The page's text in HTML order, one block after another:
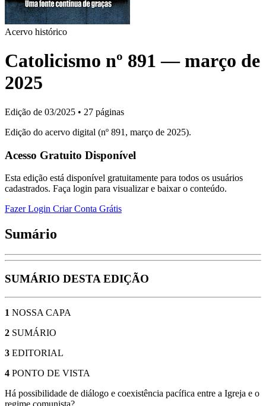
Acervo histórico
Catolicismo nº 891 — março de
2025
Edição de 03/2025 • 27 páginas
Edição do acervo digital (nº 891, março de 2025).
Acesso Gratuito Disponível
Esta edição está disponível gratuitamente para todos os usuários
cadastrados. Faça login para visualizar e baixar o conteúdo.
Fazer Login Criar Conta Grátis
Sumário
SUMÁRIO DESTA EDIÇÃO
1 NOSSA CAPA
2 SUMÁRIO
3 EDITORIAL
4 PONTO DE VISTA
Há possibilidade de diálogo e coexistência pacífica entre a Igreja e o
regime comunista?